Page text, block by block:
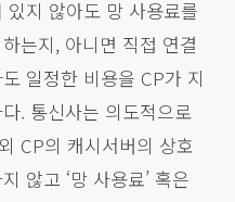
지 않아도 망 사용료를
는지, 아니면 직접 연결
일정한 비용을 CP가 지
. 통신사는 의도적으로
CP의 캐시서버의 상호
않고 ‘망 사용료’ 혹은